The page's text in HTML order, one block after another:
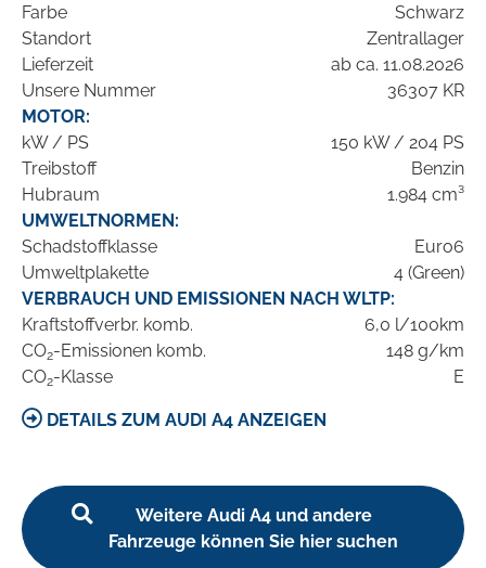
Farbe
Schwarz
Standort
Zentrallager
Lieferzeit
ab ca. 11.08.2026
Unsere Nummer
36307 KR
MOTOR:
kW / PS
150 kW / 204 PS
Treibstoff
Benzin
Hubraum
1.984 cm³
UMWELTNORMEN:
Schadstoffklasse
Euro6
Umweltplakette
4 (Green)
VERBRAUCH UND EMISSIONEN NACH WLTP:
Kraftstoffverbr. komb.
6,0 l/100km
CO2-Emissionen komb.
148 g/km
CO2-Klasse E
DETAILS ZUM AUDI A4 ANZEIGEN
Weitere Audi A4 und andere
Fahrzeuge können Sie hier suchen